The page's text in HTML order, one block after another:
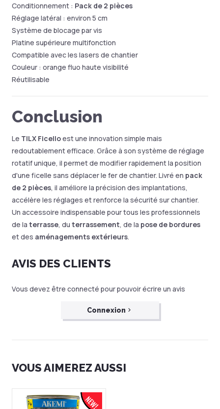
Conditionnement : Pack de 2 pièces
Réglage latéral : environ 5 cm
Système de blocage par vis
Platine supérieure multifonction
Compatible avec les lasers de chantier
Couleur : orange fluo haute visibilité
Réutilisable
Conclusion
Le TILX Ficelloest une innovation simple mais
redoutablement efficace. Grâce à son système de réglage
rotatif unique, il permet de modifier rapidement la position
d'une ficelle sans déplacer le fer de chantier. Livré en pack
de 2 pièces, il améliore la précision des implantations,
accélère les réglages et renforce la sécurité sur chantier.
Un accessoire indispensable pour tous les professionnels
de la terrasse, du terrassement, de la pose de bordures
et des aménagements extérieurs.
AVIS DES CLIENTS
Vous devez être connecté pour pouvoir écrire un avis
Connexion
VOUS AIMEREZ AUSSI